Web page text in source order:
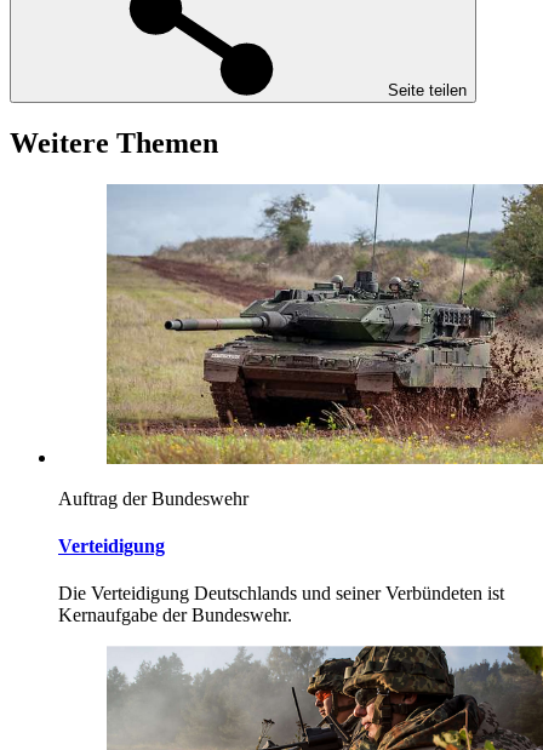
Seite teilen
Weitere Themen
Auftrag der Bundeswehr
Verteidigung
Die Verteidigung Deutschlands und seiner Verbündeten ist
Kernaufgabe der Bundeswehr.